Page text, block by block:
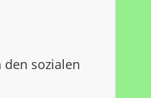
sozialen